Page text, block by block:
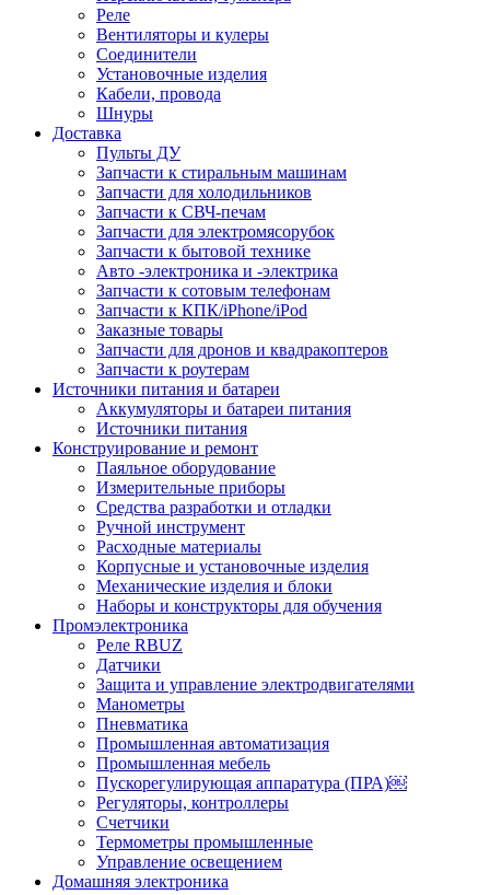
Реле
Вентиляторы и кулеры
Соединители
Установочные изделия
Кабели, провода
Шнуры
Доставка
Пульты ДУ
Запчасти к стиральным машинам
Запчасти для холодильников
Запчасти к СВЧ-печам
Запчасти для электромясорубок
Запчасти к бытовой технике
Авто -электроника и -электрика
Запчасти к сотовым телефонам
Запчасти к КПК/iPhone/iPod
Заказные товары
Запчасти для дронов и квадракоптеров
Запчасти к роутерам
Источники питания и батареи
Аккумуляторы и батареи питания
Источники питания
Конструирование и ремонт
Паяльное оборудование
Измерительные приборы
Средства разработки и отладки
Ручной инструмент
Расходные материалы
Корпусные и установочные изделия
Механические изделия и блоки
Наборы и конструкторы для обучения
Промэлектроника
Реле RBUZ
Датчики
Защита и управление электродвигателями
Манометры
Пневматика
Промышленная автоматизация
Промышленная мебель
Пускорегулирующая аппаратура (ПРА)￼
Регуляторы, контроллеры
Счетчики
Термометры промышленные
Управление освещением
Домашняя электроника